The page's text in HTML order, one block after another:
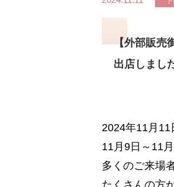
【外部販売
出店しまし
2024年11月11
11月9日～11
多くのご来場
たくさんの方